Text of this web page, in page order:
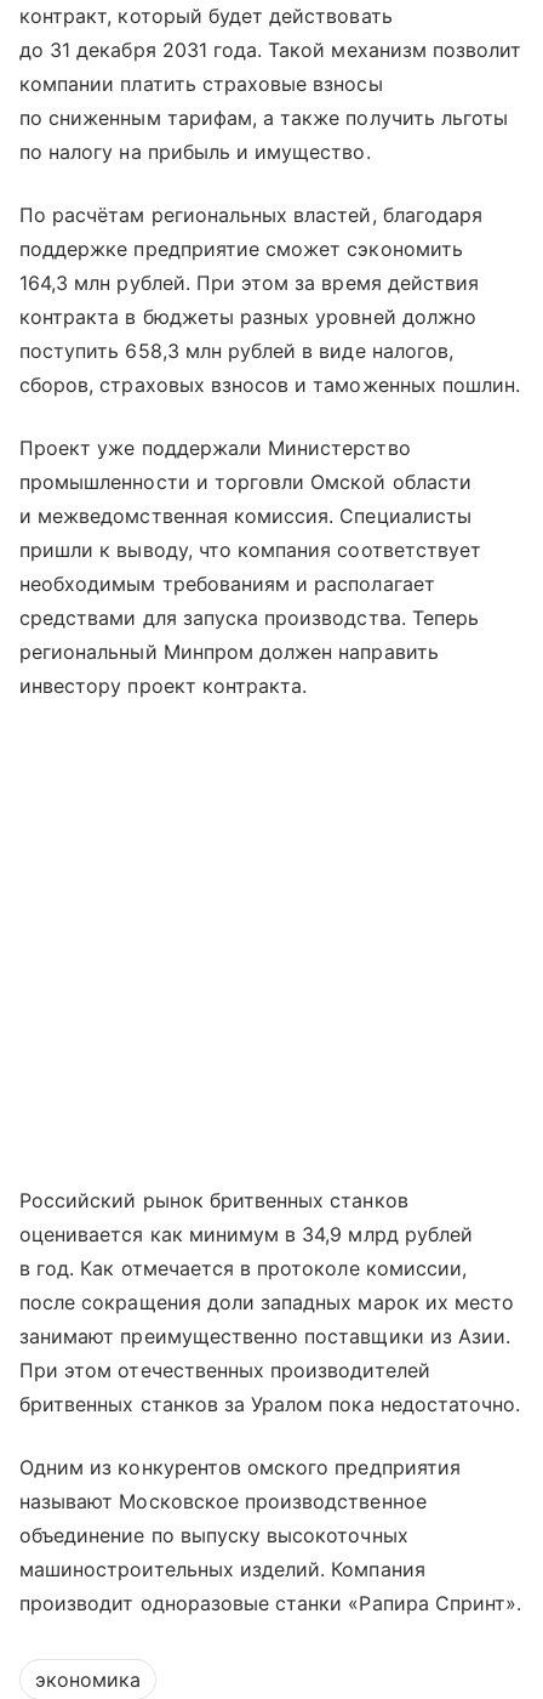
контракт, который будет действовать
до 31 декабря 2031 года. Такой механизм позволит
компании платить страховые взносы
по сниженным тарифам, а также получить льготы
по налогу на прибыль и имущество.
По расчётам региональных властей, благодаря
поддержке предприятие сможет сэкономить
164,3 млн рублей. При этом за время действия
контракта в бюджеты разных уровней должно
поступить 658,3 млн рублей в виде налогов,
сборов, страховых взносов и таможенных пошлин.
Проект уже поддержали Министерство
промышленности и торговли Омской области
и межведомственная комиссия. Специалисты
пришли к выводу, что компания соответствует
необходимым требованиям и располагает
средствами для запуска производства. Теперь
региональный Минпром должен направить
инвестору проект контракта.
Российский рынок бритвенных станков
оценивается как минимум в 34,9 млрд рублей
в год. Как отмечается в протоколе комиссии,
после сокращения доли западных марок их место
занимают преимущественно поставщики из Азии.
При этом отечественных производителей
бритвенных станков за Уралом пока недостаточно.
Одним из конкурентов омского предприятия
называют Московское производственное
объединение по выпуску высокоточных
машиностроительных изделий. Компания
производит одноразовые станки «Рапира Спринт».
экономика